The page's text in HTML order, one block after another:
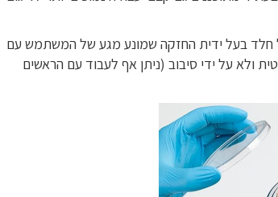
חלד בעל ידית החזקה שמונע מגע של המשתמש עם
ולא על ידי סיבוב (ניתן אף לעבוד עם הראשים